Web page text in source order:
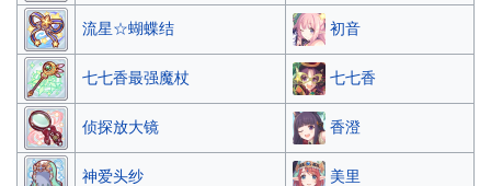
流星☆蝴蝶结 初音
七七香最强魔杖 七七香
侦探放大镜 香澄
神爱头纱 美里